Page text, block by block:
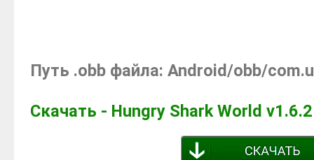
Путь .obb файла: Android/obb/
Скачать - Hungry Shark World